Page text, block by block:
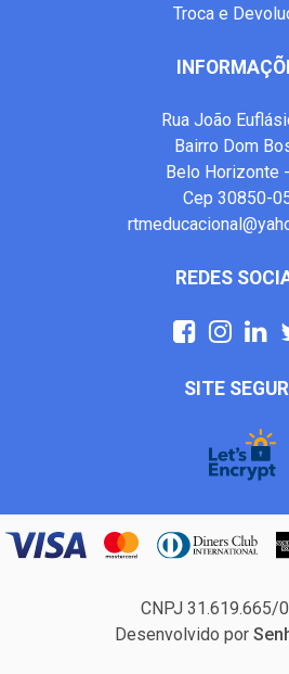
Troca e
Rua João
Bairro Dom
Belo Horizonte
Cep 30850-
REDES
SITE
CNPJ 31.619.665/
Desenvolvido por